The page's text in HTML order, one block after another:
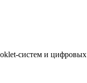
систем и цифровых